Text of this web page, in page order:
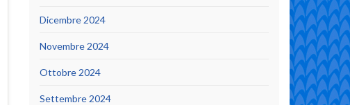
Dicembre 2024
Novembre 2024
Ottobre 2024
Settembre 2024